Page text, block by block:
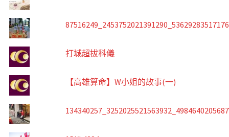
打城超拔科儀
【高雄算命】W小姐的故事(一)